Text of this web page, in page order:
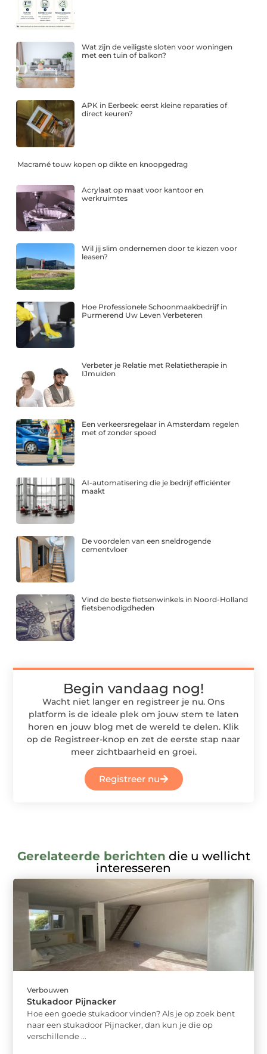
Wat zijn de veiligste sloten voor woningen
met een tuin of balkon?
APK in Eerbeek: eerst kleine reparaties of
direct keuren?
Macramé touw kopen op dikte en knoopgedrag
Acrylaat op maat voor kantoor en
werkruimtes
Wil jij slim ondernemen door te kiezen voor
leasen?
Hoe Professionele Schoonmaakbedrijf in
Purmerend Uw Leven Verbeteren
Verbeter je Relatie met Relatietherapie in
IJmuiden
Een verkeersregelaar in Amsterdam regelen
met of zonder spoed
AI-automatisering die je bedrijf efficiënter
maakt
De voordelen van een sneldrogende
cementvloer
Vind de beste fietsenwinkels in Noord-Holland
fietsbenodigdheden
Begin vandaag nog!
Wacht niet langer en registreer je nu. Ons
platform is de ideale plek om jouw stem te laten
horen en jouw blog met de wereld te delen. Klik
op de Registreer-knop en zet de eerste stap naar
meer zichtbaarheid en groei.
Registreer nu
Gerelateerde berichten die u wellicht
interesseren
Verbouwen
Stukadoor Pijnacker
Hoe een goede stukadoor vinden? Als je op zoek bent
naar een stukadoor Pijnacker, dan kun je die op
verschillende ...